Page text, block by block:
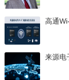
高通
来源电